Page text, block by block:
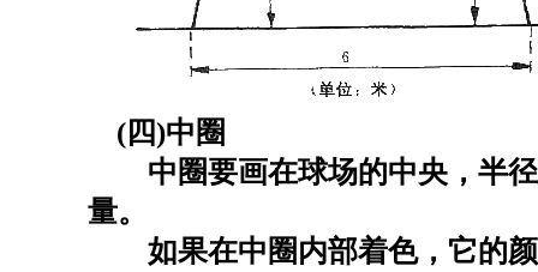
(四)中圈
中圈要画在球场的中央，半径
量。
如果在中圈内部着色，它的颜